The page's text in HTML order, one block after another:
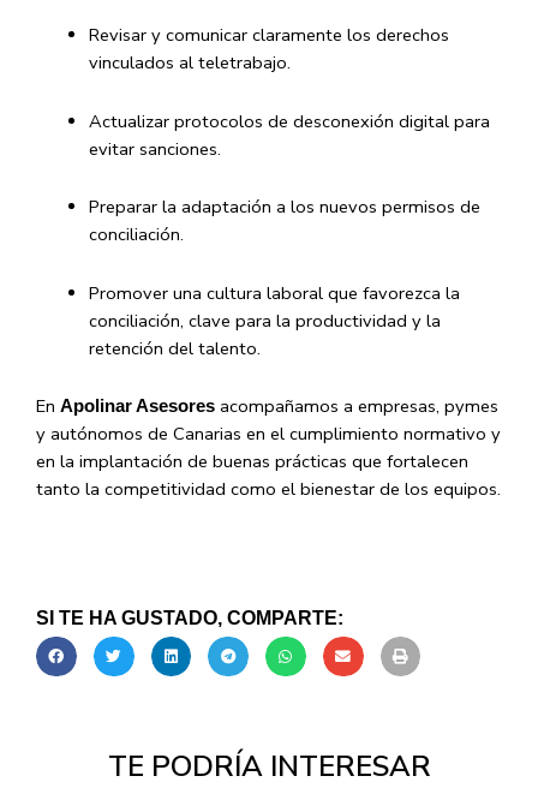
Revisar y comunicar claramente los derechos
vinculados al teletrabajo.
Actualizar protocolos de desconexión digital para
evitar sanciones.
Preparar la adaptación a los nuevos permisos de
conciliación.
Promover una cultura laboral que favorezca la
conciliación, clave para la productividad y la
retención del talento.
En Apolinar Asesores acompañamos a empresas, pymes
y autónomos de Canarias en el cumplimiento normativo y
en la implantación de buenas prácticas que fortalecen
tanto la competitividad como el bienestar de los equipos.
SI TE HA GUSTADO, COMPARTE:
TE PODRÍA INTERESAR